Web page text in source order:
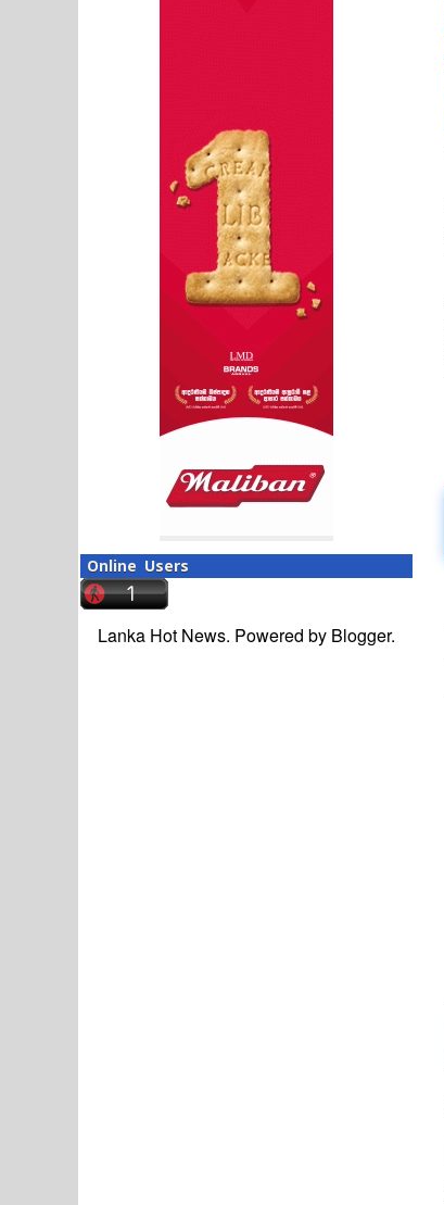
Online Users
Lanka Hot News. Powered by Blogger.